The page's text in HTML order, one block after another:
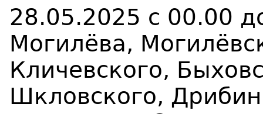
28.05.2025 с 00.00
Могилёва,
Кличевского,
Шкловского,